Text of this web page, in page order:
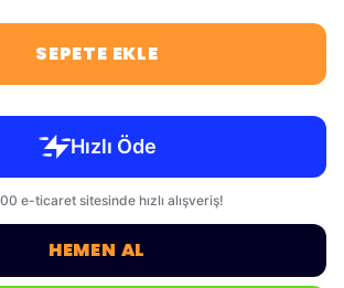
SEPETE EKLE
HEMEN AL